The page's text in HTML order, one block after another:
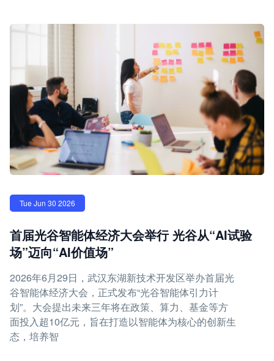
Tue Jun 30 2026
首届光谷智能体经济大会举行 光谷从“AI试验
场”迈向“AI价值场”
2026年6月29日，武汉东湖新技术开发区举办首届光
谷智能体经济大会，正式发布“光谷智能体引力计
划”。大会提出未来三年将在政策、算力、基金等方
面投入超10亿元，旨在打造以智能体为核心的创新生
态，培养智